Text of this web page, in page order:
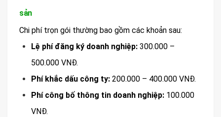
sản
Chi phí trọn gói thường bao gồm các khoản sau:
Lệ phí đăng ký doanh nghiệp: 300.000 –
500.000 VNĐ.
Phí khắc dấu công ty: 200.000 – 400.000 VNĐ.
Phí công bố thông tin doanh nghiệp: 100.000
VNĐ.